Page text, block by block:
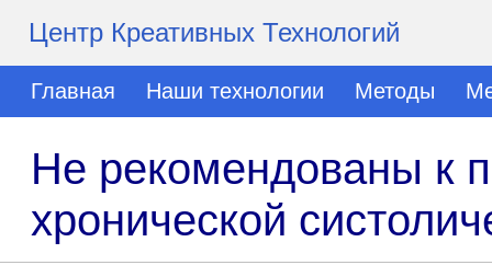
Центр Креативных Технологий
Главная Наши технологии Методы
Не рекомендованы к
хронической